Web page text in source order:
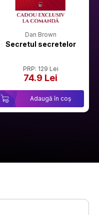
Dan Brown
Secretul secretelor
PRP: 129 Lei
74.9 Lei
Adaugă în coș